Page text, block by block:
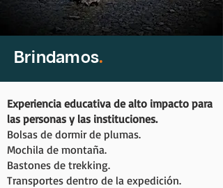
Brindamos.
Experiencia educativa de alto impacto para
las personas y las instituciones.
Bolsas de dormir de plumas.
Mochila de montaña.
Bastones de trekking.
Transportes dentro de la expedición.